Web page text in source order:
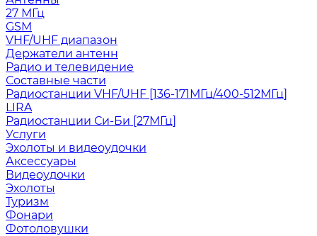
27 МГц
GSM
VHF/UHF диапазон
Держатели антенн
Радио и телевидение
Составные части
Радиостанции VHF/UHF [136-171МГц/400-512МГц]
LIRA
Радиостанции Си-Би [27МГц]
Услуги
Эхолоты и видеоудочки
Аксессуары
Видеоудочки
Эхолоты
Туризм
Фонари
Фотоловушки